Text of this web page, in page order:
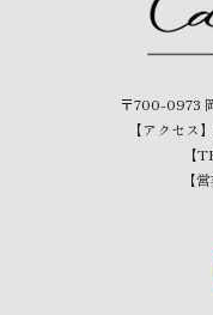
〒700-0973
【アクセス
【
【